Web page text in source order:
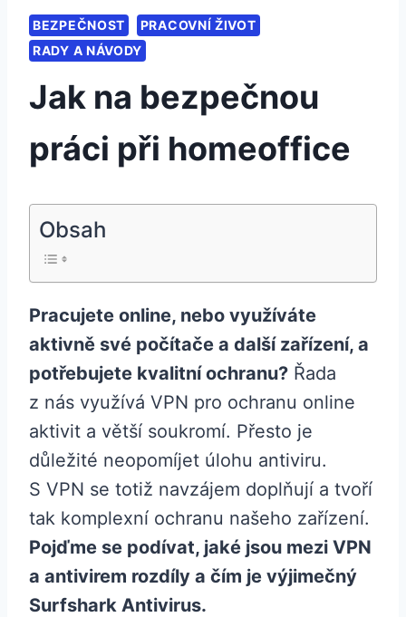
BEZPEČNOST
PRACOVNÍ ŽIVOT
RADY A NÁVODY
Jak na bezpečnou
práci při homeoffice
Obsah
Pracujete online, nebo využíváte
aktivně své počítače a další zařízení, a
potřebujete kvalitní ochranu? Řada
z nás využívá VPN pro ochranu online
aktivit a větší soukromí. Přesto je
důležité neopomíjet úlohu antiviru.
S VPN se totiž navzájem doplňují a tvoří
tak komplexní ochranu našeho zařízení.
Pojďme se podívat, jaké jsou mezi VPN
a antivirem rozdíly a čím je výjimečný
Surfshark Antivirus.